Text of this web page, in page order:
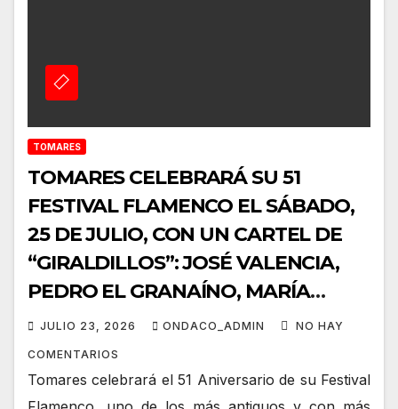
TOMARES
TOMARES CELEBRARÁ SU 51
FESTIVAL FLAMENCO EL SÁBADO,
25 DE JULIO, CON UN CARTEL DE
“GIRALDILLOS”: JOSÉ VALENCIA,
PEDRO EL GRANAÍNO, MARÍA
TERREMOTO, ANGELITA
MONTOYA, FERNANDO CORTÉS “EL
LELE” Y ÁGUEDA SAAVEDRA
JULIO 23, 2026 ONDACO_ADMIN NO HAY
COMENTARIOS
Tomares celebrará el 51 Aniversario de su Festival